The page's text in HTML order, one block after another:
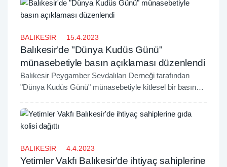
BALIKESİR 15.4.2023
Balıkesir'de "Dünya Kudüs Günü"
münasebetiyle basın açıklaması düzenlendi
Balıkesir Peygamber Sevdalıları Derneği tarafından
"Dünya Kudüs Günü" münasebetiyle kitlesel bir basın
BALIKESİR 4.4.2023
Yetimler Vakfı Balıkesir'de ihtiyaç sahiplerine